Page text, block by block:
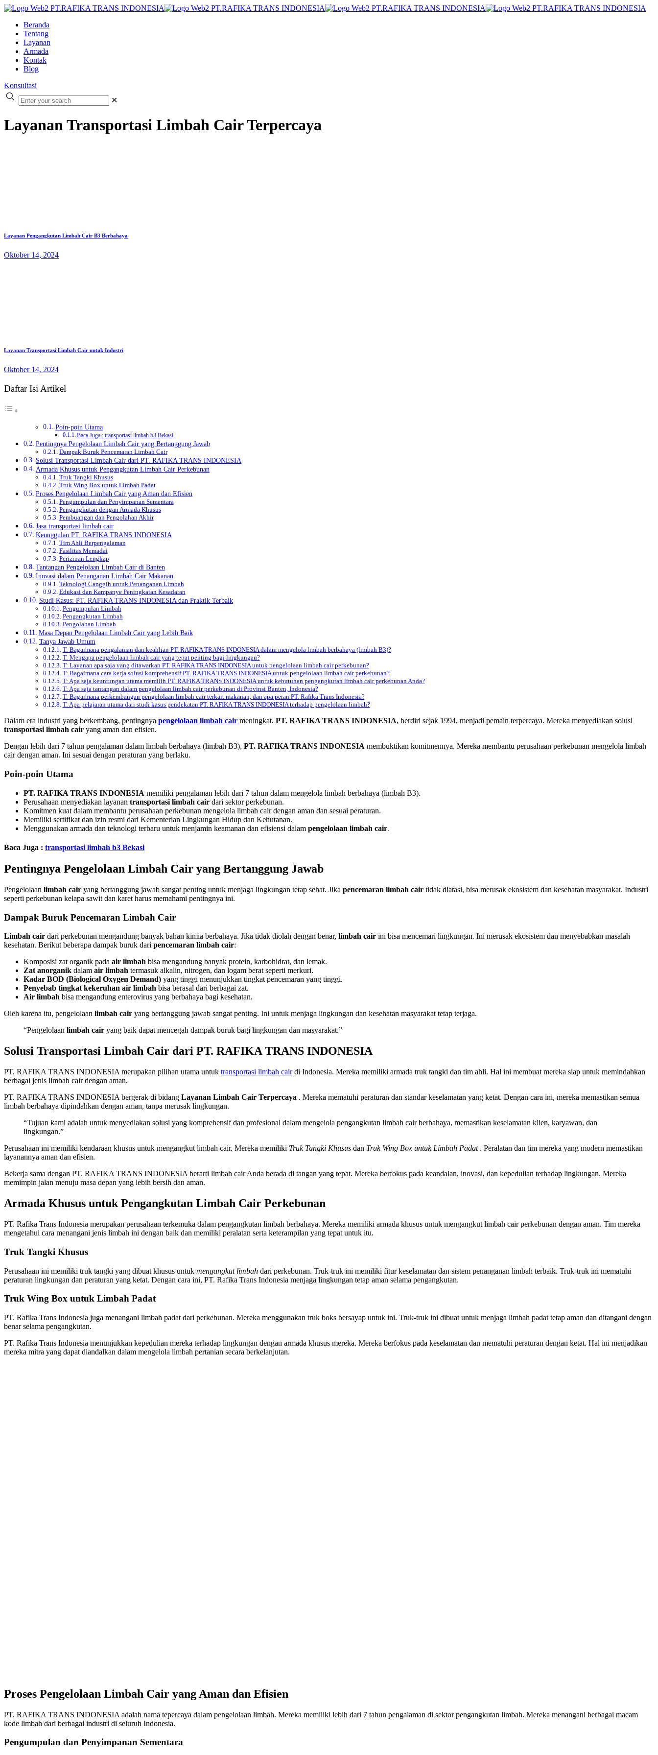
Beranda
Tentang
Layanan
Armada
Kontak
Blog
Konsultasi
✕
Layanan Transportasi Limbah Cair Terpercaya
Layanan Pengangkutan Limbah Cair B3 Berbahaya
Oktober 14, 2024
Layanan Transportasi Limbah Cair untuk Industri
Oktober 14, 2024
Daftar Isi Artikel
Poin-poin Utama
Baca Juga : transportasi limbah b3 Bekasi
Pentingnya Pengelolaan Limbah Cair yang Bertanggung Jawab
Dampak Buruk Pencemaran Limbah Cair
Solusi Transportasi Limbah Cair dari PT. RAFIKA TRANS INDONESIA
Armada Khusus untuk Pengangkutan Limbah Cair Perkebunan
Truk Tangki Khusus
Truk Wing Box untuk Limbah Padat
Proses Pengelolaan Limbah Cair yang Aman dan Efisien
Pengumpulan dan Penyimpanan Sementara
Pengangkutan dengan Armada Khusus
Pembuangan dan Pengolahan Akhir
Jasa transportasi limbah cair
Keunggulan PT. RAFIKA TRANS INDONESIA
Tim Ahli Berpengalaman
Fasilitas Memadai
Perizinan Lengkap
Tantangan Pengelolaan Limbah Cair di Banten
Inovasi dalam Penanganan Limbah Cair Makanan
Teknologi Canggih untuk Penanganan Limbah
Edukasi dan Kampanye Peningkatan Kesadaran
Studi Kasus: PT. RAFIKA TRANS INDONESIA dan Praktik Terbaik
Pengumpulan Limbah
Pengangkutan Limbah
Pengolahan Limbah
Masa Depan Pengelolaan Limbah Cair yang Lebih Baik
Tanya Jawab Umum
T: Bagaimana pengalaman dan keahlian PT. RAFIKA TRANS INDONESIA dalam mengelola limbah berbahaya (limbah B3)?
T: Mengapa pengelolaan limbah cair yang tepat penting bagi lingkungan?
T: Layanan apa saja yang ditawarkan PT. RAFIKA TRANS INDONESIA untuk pengelolaan limbah cair perkebunan?
T: Bagaimana cara kerja solusi komprehensif PT. RAFIKA TRANS INDONESIA untuk pengelolaan limbah cair perkebunan?
T: Apa saja keuntungan utama memilih PT. RAFIKA TRANS INDONESIA untuk kebutuhan pengangkutan limbah cair perkebunan Anda?
T: Apa saja tantangan dalam pengelolaan limbah cair perkebunan di Provinsi Banten, Indonesia?
T: Bagaimana perkembangan pengelolaan limbah cair terkait makanan, dan apa peran PT. Rafika Trans Indonesia?
T: Apa pelajaran utama dari studi kasus pendekatan PT. RAFIKA TRANS INDONESIA terhadap pengelolaan limbah?
Dalam era industri yang berkembang, pentingnya pengelolaan limbah cair meningkat. PT. RAFIKA TRANS INDONESIA, berdiri sejak 1994, menjadi pemain terpercaya. Mereka menyediakan solusi
transportasi limbah cair yang aman dan efisien.
Dengan lebih dari 7 tahun pengalaman dalam limbah berbahaya (limbah B3), PT. RAFIKA TRANS INDONESIA membuktikan komitmennya. Mereka membantu perusahaan perkebunan mengelola limbah
cair dengan aman. Ini sesuai dengan peraturan yang berlaku.
Poin-poin Utama
PT. RAFIKA TRANS INDONESIA memiliki pengalaman lebih dari 7 tahun dalam mengelola limbah berbahaya (limbah B3).
Perusahaan menyediakan layanan transportasi limbah cair dari sektor perkebunan.
Komitmen kuat dalam membantu perusahaan perkebunan mengelola limbah cair dengan aman dan sesuai peraturan.
Memiliki sertifikat dan izin resmi dari Kementerian Lingkungan Hidup dan Kehutanan.
Menggunakan armada dan teknologi terbaru untuk menjamin keamanan dan efisiensi dalam pengelolaan limbah cair.
Baca Juga : transportasi limbah b3 Bekasi
Pentingnya Pengelolaan Limbah Cair yang Bertanggung Jawab
Pengelolaan limbah cair yang bertanggung jawab sangat penting untuk menjaga lingkungan tetap sehat. Jika pencemaran limbah cair tidak diatasi, bisa merusak ekosistem dan kesehatan masyarakat. Industri
seperti perkebunan kelapa sawit dan karet harus memahami pentingnya ini.
Dampak Buruk Pencemaran Limbah Cair
Limbah cair dari perkebunan mengandung banyak bahan kimia berbahaya. Jika tidak diolah dengan benar, limbah cair ini bisa mencemari lingkungan. Ini merusak ekosistem dan menyebabkan masalah
kesehatan. Berikut beberapa dampak buruk dari pencemaran limbah cair:
Komposisi zat organik pada air limbah bisa mengandung banyak protein, karbohidrat, dan lemak.
Zat anorganik dalam air limbah termasuk alkalin, nitrogen, dan logam berat seperti merkuri.
Kadar BOD (Biological Oxygen Demand) yang tinggi menunjukkan tingkat pencemaran yang tinggi.
Penyebab tingkat kekeruhan air limbah bisa berasal dari berbagai zat.
Air limbah bisa mengandung enterovirus yang berbahaya bagi kesehatan.
Oleh karena itu, pengelolaan limbah cair yang bertanggung jawab sangat penting. Ini untuk menjaga lingkungan dan kesehatan masyarakat tetap terjaga.
“Pengelolaan limbah cair yang baik dapat mencegah dampak buruk bagi lingkungan dan masyarakat.”
Solusi Transportasi Limbah Cair dari PT. RAFIKA TRANS INDONESIA
PT. RAFIKA TRANS INDONESIA merupakan pilihan utama untuk transportasi limbah cairdi Indonesia. Mereka memiliki armada truk tangki dan tim ahli. Hal ini membuat mereka siap untuk memindahkan
berbagai jenis limbah cair dengan aman.
PT. RAFIKA TRANS INDONESIA bergerak di bidang Layanan Limbah Cair Terpercaya . Mereka mematuhi peraturan dan standar keselamatan yang ketat. Dengan cara ini, mereka memastikan semua
limbah berbahaya dipindahkan dengan aman, tanpa merusak lingkungan.
“Tujuan kami adalah untuk menyediakan solusi yang komprehensif dan profesional dalam mengelola pengangkutan limbah cair berbahaya, memastikan keselamatan klien, karyawan, dan
lingkungan.”
Perusahaan ini memiliki kendaraan khusus untuk mengangkut limbah cair. Mereka memiliki Truk Tangki Khusus dan Truk Wing Box untuk Limbah Padat. Peralatan dan tim mereka yang modern memastikan
layanannya aman dan efisien.
Bekerja sama dengan PT. RAFIKA TRANS INDONESIA berarti limbah cair Anda berada di tangan yang tepat. Mereka berfokus pada keandalan, inovasi, dan kepedulian terhadap lingkungan. Mereka
memimpin jalan menuju masa depan yang lebih bersih dan aman.
Armada Khusus untuk Pengangkutan Limbah Cair Perkebunan
PT. Rafika Trans Indonesia merupakan perusahaan terkemuka dalam pengangkutan limbah berbahaya. Mereka memiliki armada khusus untuk mengangkut limbah cair perkebunan dengan aman. Tim mereka
mengetahui cara menangani jenis limbah ini dengan baik dan memiliki peralatan serta keterampilan yang tepat untuk itu.
Truk Tangki Khusus
Perusahaan ini memiliki truk tangki yang dibuat khusus untuk mengangkut limbah dari perkebunan. Truk-truk ini memiliki fitur keselamatan dan sistem penanganan limbah terbaik. Truk-truk ini mematuhi
peraturan lingkungan dan peraturan yang ketat. Dengan cara ini, PT. Rafika Trans Indonesia menjaga lingkungan tetap aman selama pengangkutan.
Truk Wing Box untuk Limbah Padat
PT. Rafika Trans Indonesia juga menangani limbah padat dari perkebunan. Mereka menggunakan truk boks bersayap untuk ini. Truk-truk ini dibuat untuk menjaga limbah padat tetap aman dan ditangani dengan
benar selama pengangkutan.
PT. Rafika Trans Indonesia menunjukkan kepedulian mereka terhadap lingkungan dengan armada khusus mereka. Mereka berfokus pada keselamatan dan mematuhi peraturan dengan ketat. Hal ini menjadikan
mereka mitra yang dapat diandalkan dalam mengelola limbah pertanian secara berkelanjutan.
Proses Pengelolaan Limbah Cair yang Aman dan Efisien
PT. RAFIKA TRANS INDONESIA adalah nama tepercaya dalam pengelolaan limbah. Mereka memiliki lebih dari 7 tahun pengalaman di sektor pengangkutan limbah. Mereka menangani berbagai macam
kode limbah dari berbagai industri di seluruh Indonesia.
Pengumpulan dan Penyimpanan Sementara